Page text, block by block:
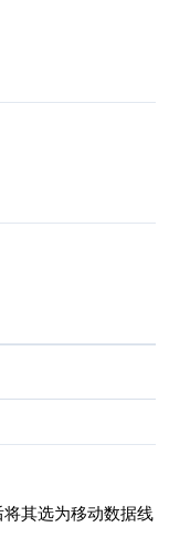
将其选为移动数据线